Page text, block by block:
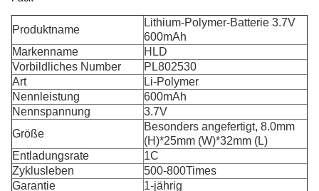
Produktname
Lithium-Polymer-Batterie 3.7V
600mAh
Markenname
HLD
Vorbildliches Number
PL802530
Art
Li-Polymer
Nennleistung
600mAh
Nennspannung
3.7V
Größe
Besonders angefertigt, 8.0mm
(H)*25mm (W)*32mm (L)
Entladungsrate
1C
Zyklusleben
500-800Times
Garantie
1-jährig